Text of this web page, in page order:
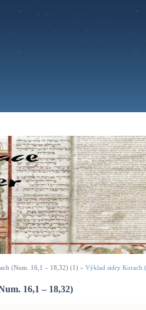
(Num. 16,1 – 18,32) (1) » Výklad sidry Korach
16,1 – 18,32)